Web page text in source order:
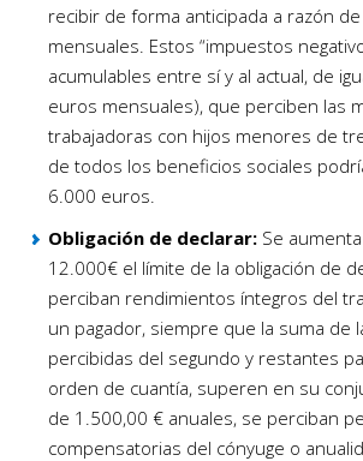
recibir de forma anticipada a razón
mensuales. Estos “impuestos
acumulables entre sí y al actual, de
euros mensuales), que perciben las
trabajadoras con hijos menores de
de todos los beneficios sociales
6.000 euros.
Obligación de declarar: Se
12.000€ el límite de la obligación de
perciban rendimientos íntegros del
un pagador, siempre que la suma de
percibidas del segundo y restantes
orden de cuantía, superen en su
de 1.500,00 € anuales, se perciban
compensatorias del cónyuge o